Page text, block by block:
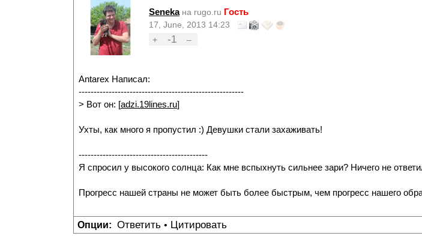
Seneka на rugo.ru Гость
17, June, 2013 14:23
+
-1 –
Antarex Написал:
-------------------------------------------------------
> Вот он: [adzi.19lines.ru]
Ухты, как много я пропустил :) Девушки стали захаживать!
-------------------------------------------
Я спросил у высокого солнца: Как мне вспыхнуть сильнее зари? Ничего не
Прогресс нашей страны не может быть более быстрым, чем прогресс нашего
Опции: Ответить • Цитировать